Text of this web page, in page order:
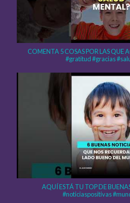
COMENTA 5 COSAS POR LAS QUE
#gratitud #gracias
AQUÍ ESTÁ TU TOP DE
#noticiaspositivas